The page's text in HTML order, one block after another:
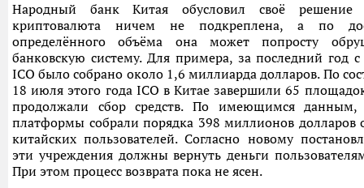
Народный банк Китая обусловил своё
криптовалюта ничем не подкреплена, а по
определённого объёма она может попросту
банковскую систему. Для примера, за последний год
ICO было собрано около 1,6 миллиарда долларов. По
18 июля этого года ICO в Китае завершили 65
продолжали сбор средств. По имеющимся данным,
платформы собрали порядка 398 миллионов долларов
китайских пользователей. Согласно новому
эти учреждения должны вернуть деньги
При этом процесс возврата пока не ясен.